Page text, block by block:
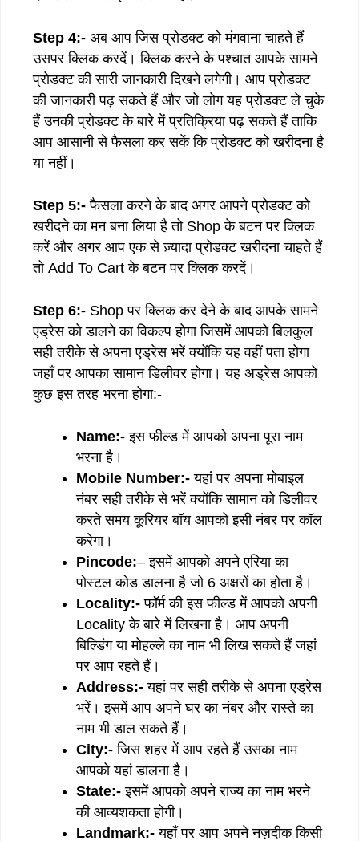
Step 4:- अब आप जिस प्रोडक्ट को मंगवाना चाहते हैं
उसपर क्लिक करदें। क्लिक करने के पश्चात आपके सामने
प्रोडक्ट की सारी जानकारी दिखने लगेगी। आप प्रोडक्ट
की जानकारी पढ़ सकते हैं और जो लोग यह प्रोडक्ट ले चुके
हैं उनकी प्रोडक्ट के बारे में प्रतिक्रिया पढ़ सकते हैं ताकि
आप आसानी से फैसला कर सकें कि प्रोडक्ट को खरीदना है
या नहीं।
Step 5:-फैसला करने के बाद अगर आपने प्रोडक्ट को
खरीदने का मन बना लिया है तो Shop के बटन पर क्लिक
करें और अगर आप एक से ज़्यादा प्रोडक्ट खरीदना चाहते हैं
तो Add To Cart के बटन पर क्लिक करदें।
Step 6:- Shop पर क्लिक कर देने के बाद आपके सामने
एड्रेस को डालने का विकल्प होगा जिसमें आपको बिलकुल
सही तरीके से अपना एड्रेस भरें क्योंकि यह वहीं पता होगा
जहाँ पर आपका सामान डिलीवर होगा। यह अड्रेस आपको
कुछ इस तरह भरना होगा:-
Name:- इस फील्ड में आपको अपना पूरा नाम
भरना है।
Mobile Number:- यहां पर अपना मोबाइल
नंबर सही तरीके से भरें क्योंकि सामान को डिलीवर
करते समय कूरियर बॉय आपको इसी नंबर पर कॉल
करेगा।
Pincode:– इसमें आपको अपने एरिया का
पोस्टल कोड डालना है जो 6 अक्षरों का होता है।
Locality:- फॉर्म की इस फील्ड में आपको अपनी
Locality के बारे में लिखना है। आप अपनी
बिल्डिंग या मोहल्ले का नाम भी लिख सकते हैं जहां
पर आप रहते हैं।
Address:- यहां पर सही तरीके से अपना एड्रेस
भरें। इसमें आप अपने घर का नंबर और रास्ते का
नाम भी डाल सकते हैं।
City:- जिस शहर में आप रहते हैं उसका नाम
आपको यहां डालना है।
State:- इसमें आपको अपने राज्य का नाम भरने
की आव्यशकता होगी।
Landmark:- यहाँ पर आप अपने नज़दीक किसी